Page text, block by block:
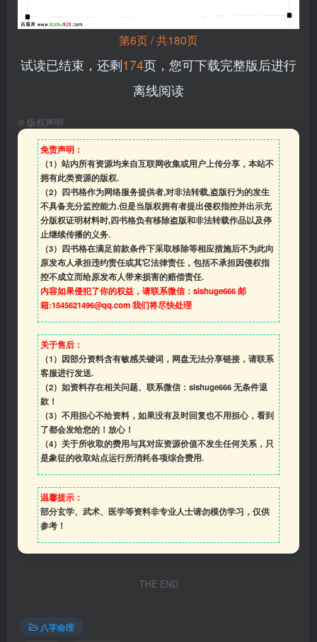
第6页 / 共180页
试读已结束，还剩174页，您可下载完整版后进行
离线阅读
© 版权声明
免责声明：
（1）站内所有资源均来自互联网收集或用户上传分享，本站不
拥有此类资源的版权.
（2）四书格作为网络服务提供者,对非法转载,盗版行为的发生
不具备充分监控能力.但是当版权拥有者提出侵权指控并出示充
分版权证明材料时,四书格负有移除盗版和非法转载作品以及停
止继续传播的义务.
（3）四书格在满足前款条件下采取移除等相应措施后不为此向
原发布人承担违约责任或其它法律责任，包括不承担因侵权指
控不成立而给原发布人带来损害的赔偿责任.
内容如果侵犯了你的权益，请联系微信：sishuge666 邮
箱:1545621496@qq.com 我们将尽快处理
关于售后：
（1）因部分资料含有敏感关键词，网盘无法分享链接，请联系
客服进行发送.
（2）如资料存在相关问题、联系微信：sishuge666 无条件退
款！
（3） 不用担心不给资料，如果没有及时回复也不用担心，看到
了都会发给您的！放心！
（4） 关于所收取的费用与其对应资源价值不发生任何关系，只
是象征的收取站点运行所消耗各项综合费用.
温馨提示：
部分玄学、武术、医学等资料非专业人士请勿模仿学习，仅供
参考！
THE END
八字命理